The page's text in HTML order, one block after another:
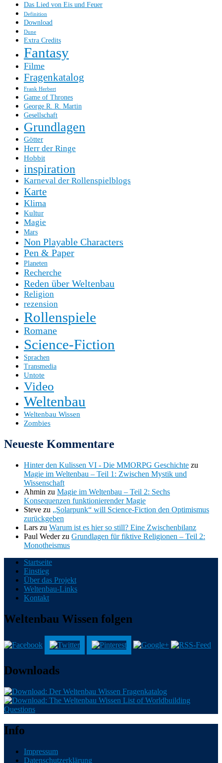
Das Lied von Eis und Feuer
Definition
Download
Dune
Extra Credits
Fantasy
Filme
Fragenkatalog
Frank Herbert
Game of Thrones
George R. R. Martin
Gesellschaft
Grundlagen
Götter
Herr der Ringe
Hobbit
inspiration
Karneval der Rollenspielblogs
Karte
Klima
Kultur
Magie
Mars
Non Playable Characters
Pen & Paper
Planeten
Recherche
Reden über Weltenbau
Religion
rezension
Rollenspiele
Romane
Science-Fiction
Sprachen
Transmedia
Untote
Video
Weltenbau
Weltenbau Wissen
Zombies
Neueste Kommentare
Hinter den Kulissen VI - Die MMORPG Geschichte zu
Magie im Weltenbau – Teil 1: Zwischen Mystik und
Wissenschaft
Ahmin zu Magie im Weltenbau – Teil 2: Sechs
Konsequenzen funktionierender Magie
Steve zu „Solarpunk“ will Science-Fiction den Optimismus
zurückgeben
Lars zu Warum ist es hier so still? Eine Zwischenbilanz
Paul Wederzu Grundlagen für fiktive Religionen – Teil 2:
Monotheismus
Alles über Weltenbau und Weltenbasteln.
Startseite
Einstieg
Über das Projekt
Weltenbau-Links
Kontakt
Weltenbau Wissen folgen
Downloads
Info
Impressum
Datenschutzerklärung